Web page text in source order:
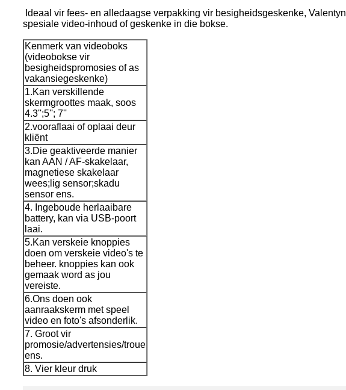
Ideaal vir fees- en alledaagse verpakking vir besigheidsgeskenke,
spesiale video-inhoud of geskenke in die bokse.
Kenmerk van videoboks
(videobokse vir
besigheidspromosies of as
vakansiegeskenke)
1.Kan verskillende
skermgroottes maak, soos
4.3'';5''; 7''
2.vooraflaai of oplaai deur
kliënt
3.Die geaktiveerde manier
kan AAN / AF-skakelaar,
magnetiese skakelaar
wees;lig sensor;skadu
sensor ens.
4. Ingeboude herlaaibare
battery, kan via USB-poort
laai.
5.Kan verskeie knoppies
doen om verskeie video's te
beheer. knoppies kan ook
gemaak word as jou
vereiste.
6.Ons doen ook
aanraakskerm met speel
video en foto's afsonderlik.
7. Groot vir
promosie/advertensies/troue
ens.
8. Vier kleur druk